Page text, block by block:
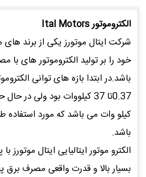
الكتروموتور Ital Motors
شرکت ایتال موتورز یکی از برند های
خود را بر تولید الکتروموتور های با
باشد.در ابتدا بازه های توانی
کیلو وات می باشد که مورد
باشد.
الکترو موتور ایتالیایی ایتال موتورز
بسیار بالا و قدرت واقعی مصرف برق